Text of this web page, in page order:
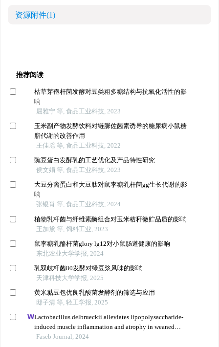
资源附件(1)